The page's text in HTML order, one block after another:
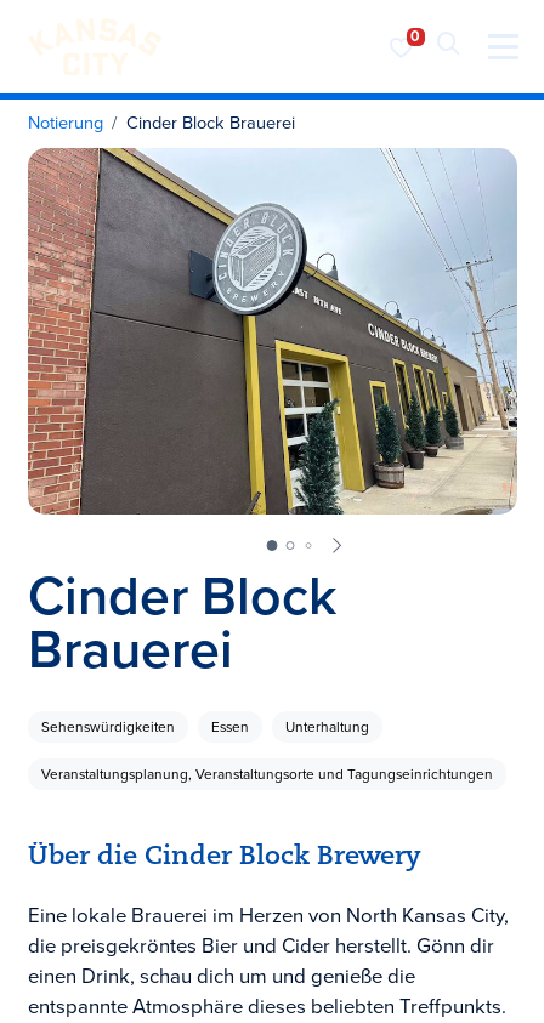
Besuchen Sie KC
Zum Inhalt springen
Notierung Cinder Block Brauerei
Cinder Block
Brauerei
Sehenswürdigkeiten Essen Unterhaltung
Veranstaltungsplanung, Veranstaltungsorte und Tagungseinrichtungen
Über die Cinder Block Brewery
Eine lokale Brauerei im Herzen von North Kansas City,
die preisgekröntes Bier und Cider herstellt. Gönn dir
einen Drink, schau dich um und genieße die
entspannte Atmosphäre dieses beliebten Treffpunkts.